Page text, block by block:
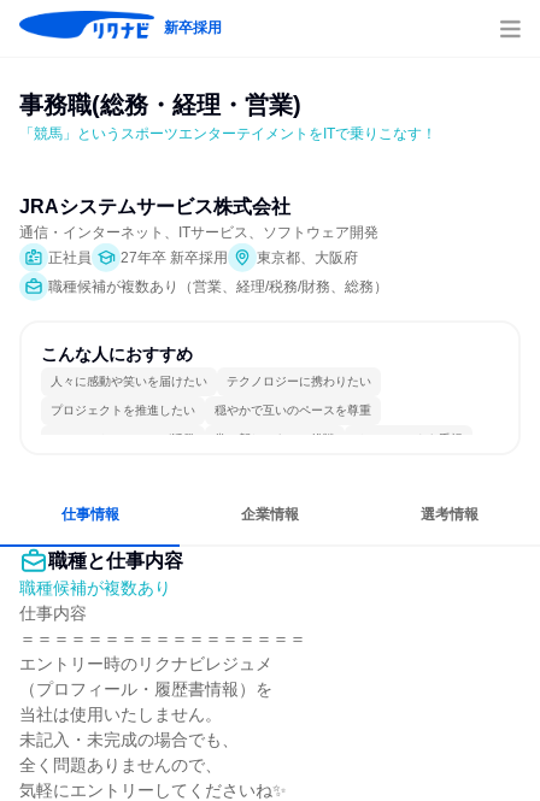
新卒採用
事務職(総務・経理・営業)
「競馬」というスポーツエンターテイメントをITで乗りこなす！
JRAシステムサービス株式会社
通信・インターネット、ITサービス、ソフトウェア開発
正社員
27年卒 新卒採用
東京都、大阪府
職種候補が複数あり（営業、経理/税務/財務、総務）
こんな人におすすめ
人々に感動や笑いを届けたい テクノロジーに携わりたい
プロジェクトを推進したい 穏やかで互いのペースを尊重
コミュニケーションが活発 常に新しいものに挑戦 チームワークを重視
仕事情報 企業情報 選考情報
職種と仕事内容
職種候補が複数あり
仕事内容
＝＝＝＝＝＝＝＝＝＝＝＝＝＝＝＝＝
エントリー時のリクナビレジュメ
（プロフィール・履歴書情報）を
当社は使用いたしません。
未記入・未完成の場合でも、
全く問題ありませんので、
気軽にエントリーしてくださいね✨